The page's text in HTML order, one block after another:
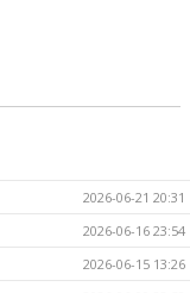
2026-06-21 20:31
2026-06-16 23:54
2026-06-15 13:26